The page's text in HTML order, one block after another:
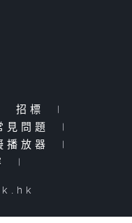
招標
|
見問題
|
播放器
|
|